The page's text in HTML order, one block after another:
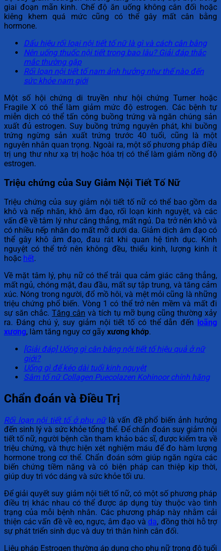
giai đoạn mãn kinh. Chế độ ăn uống không cân đối hoặc
kiêng khem quá mức cũng có thể gây mất cân bằng
hormone.
Dấu hiệu rối loại nội tiết tố nữ là gì và cách cân bằng
Nên uống thuốc nội tiết trong bao lâu? Giải đáp thắc
mắc thường gặp
Rối loạn nội tiết tố nam ảnh hưởng như thế nào đến
sức khỏe nam giới
Một số hội chứng di truyền như hội chứng Turner hoặc
Fragile X có thể làm giảm mức độ estrogen. Các bệnh tự
miễn dịch có thể tấn công buồng trứng và ngăn chúng sản
xuất đủ estrogen. Suy buồng trứng nguyên phát, khi buồng
trứng ngừng sản xuất trứng trước 40 tuổi, cũng là một
nguyên nhân quan trọng. Ngoài ra, một số phương pháp điều
trị ung thư như xạ trị hoặc hóa trị có thể làm giảm nồng độ
estrogen.
Triệu chứng của Suy Giảm Nội Tiết Tố Nữ
Triệu chứng của suy giảm nội tiết tố nữ có thể bao gồm da
khô và nếp nhăn, khô âm đạo, rối loạn kinh nguyệt, và các
vấn đề về tâm lý như căng thẳng, mất ngủ. Da trở nên khô và
có nhiều nếp nhăn do mất mỡ dưới da. Giảm dịch âm đạo có
thể gây khô âm đạo, đau rát khi quan hệ tình dục. Kinh
nguyệt có thể trở nên không đều, thiểu kinh, lượng kinh ít
hoặc hết.
Về mặt tâm lý, phụ nữ có thể trải qua cảm giác căng thẳng,
mất ngủ, chóng mặt, đau đầu, mất sự tập trung, và tăng cảm
xúc. Nóng trong người, đổ mồ hôi, và mệt mỏi cũng là những
triệu chứng phổ biến. Vòng 1 có thể trở nên mềm và mất đi
sự săn chắc. Tăng cân và tích tụ mỡ bụng cũng thường xảy
ra. Đáng chú ý, suy giảm nội tiết tố có thể dẫn đến
loãng
xương, làm tăng nguy cơ gãy xương khớp.
[Giải đáp] Uống gì cân bằng nội tiết tố hiệu quả ở nữ
giới?
Uống gì để kéo dài tuổi kinh nguyệt
Sâm tố nữ Collagen Puecolazen Kohinoor chính hãng
Chẩn đoán và Điều Trị
Rối loạn nội tiết tố ở phụ nữlà vấn đề phổ biến ảnh hưởng
đến sinh lý và sức khỏe tổng thể. Để chẩn đoán suy giảm nội
tiết tố nữ, người bệnh cần tham khảo bác sĩ, được kiểm tra về
triệu chứng, và thực hiện xét nghiệm máu để đo hàm lượng
hormone trong cơ thể. Chẩn đoán sớm giúp ngăn ngừa các
biến chứng tiềm năng và có biện pháp can thiệp kịp thời,
giúp duy trì vóc dáng và sức khỏe tối ưu.
Để giải quyết suy giảm nội tiết tố nữ, có một số phương pháp
điều trị khác nhau có thể được áp dụng tùy thuộc vào tình
trạng của mỗi bệnh nhân. Các phương pháp này nhằm cải
thiện các vấn đề về eo, ngực, âm đạo và da, đồng thời hỗ trợ
sự phát triển sinh dục và duy trì thân hình cân đối.
Liệu pháp Estrogen thường áp dụng cho phụ nữ trong độ tuổi